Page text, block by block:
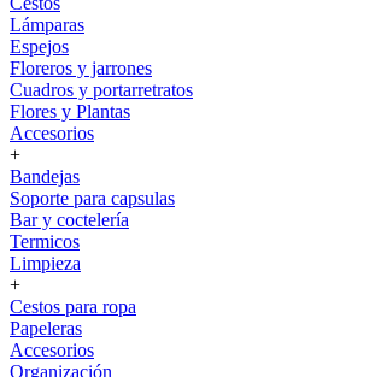
Lámparas
Espejos
Floreros y jarrones
Cuadros y portarretratos
Flores y Plantas
Accesorios
+
Bandejas
Soporte para capsulas
Bar y coctelería
Termicos
Limpieza
+
Cestos para ropa
Papeleras
Accesorios
Organización